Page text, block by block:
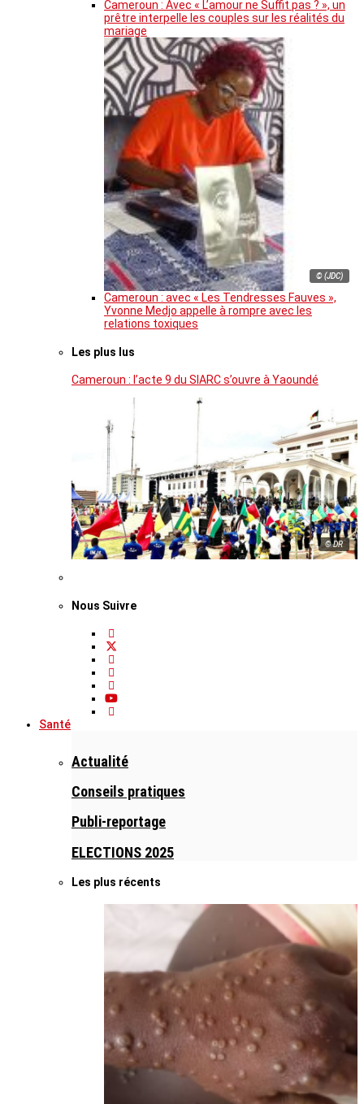
Cameroun : Avec « L’amour ne Suffit pas ? », un
prêtre interpelle les couples sur les réalités du
mariage
© (JDC)
Cameroun : avec « Les Tendresses Fauves »,
Yvonne Medjo appelle à rompre avec les
relations toxiques
Les plus lus
Cameroun : l’acte 9 du SIARC s’ouvre à Yaoundé
© DR
Nous Suivre
Santé
Actualité
Conseils pratiques
Publi-reportage
ELECTIONS 2025
Les plus récents